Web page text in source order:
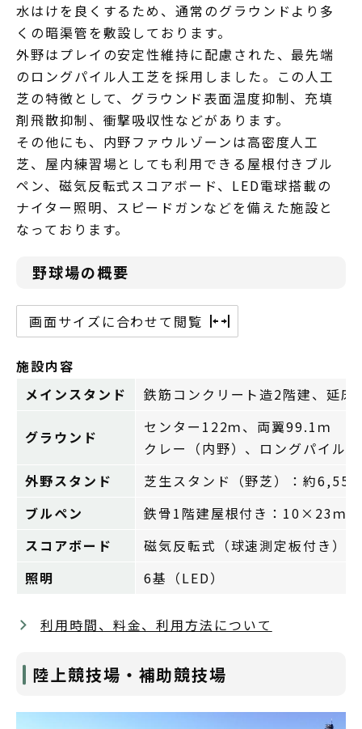
水はけを良くするため、通常のグラウンドより多
くの暗渠管を敷設しております。
外野はプレイの安定性維持に配慮された、最先端
のロングパイル人工芝を採用しました。この人工
芝の特徴として、グラウンド表面温度抑制、充填
剤飛散抑制、衝撃吸収性などがあります。
その他にも、内野ファウルゾーンは高密度人工
芝、屋内練習場としても利用できる屋根付きブル
ペン、磁気反転式スコアボード、LED電球搭載の
ナイター照明、スピードガンなどを備えた施設と
なっております。
野球場の概要
画面サイズに合わせて閲覧
施設内容
メインスタンド
鉄筋コンクリート造2階建、延
グラウンド
センター122ｍ、両翼99.1ｍ
クレー（内野）、ロングパイル
外野スタンド
芝生スタンド（野芝）：約6,550
ブルペン
鉄骨1階建屋根付き：10×23ｍ
スコアボード
磁気反転式（球速測定板付き）
照明
6基（LED）
利用時間、料金、利用方法について
陸上競技場・補助競技場